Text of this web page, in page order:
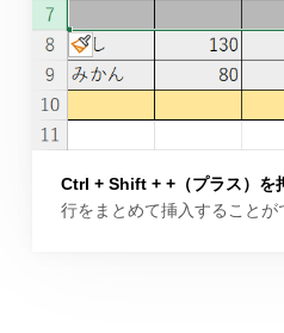
Ctrl + Shift + +（プラス）を
行をまとめて挿入することが